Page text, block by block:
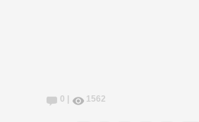
0 | 1562